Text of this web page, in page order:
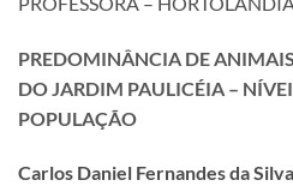
PREDOMINÂNCIA DE
DO JARDIM PAULICÉIA –
POPULAÇÃO
Carlos Daniel Fernandes da Silva